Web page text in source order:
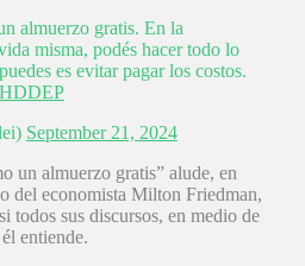
almuerzo gratis. En la
misma, podés hacer todo lo
es evitar pagar los costos.
September 21, 2024
un almuerzo gratis” alude, en
del economista Milton Friedman,
todos sus discursos, en medio de
entiende.